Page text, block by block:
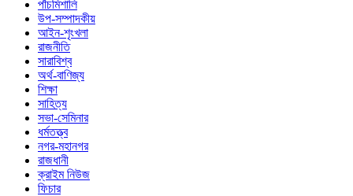
পাঁচমিশালি
উপ-সম্পাদকীয়
আইন-শৃংখলা
রাজনীতি
সারাবিশ্ব
অর্থ-বাণিজ্য
শিক্ষা
সাহিত্য
সভা-সেমিনার
ধর্মতত্ত্ব
নগর-মহানগর
রাজধানী
ক্রাইম নিউজ
ফিচার